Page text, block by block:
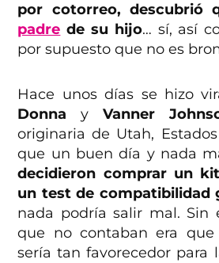
por cotorreo, descubrió
padre de su hijo… sí, así
por supuesto que no es
Hace unos días se hizo
Donna yVanner
originaria de Utah,
que un buen día y nada
decidieron comprar un
un test de compatibilidad
nada podría salir mal. Sin
que no contaban era
sería tan favorecedor para